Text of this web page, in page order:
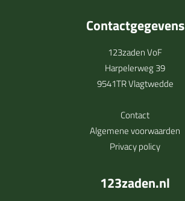
Contactgegevens
123zaden VoF
Harpelerweg 39
9541TR Vlagtwedde
Contact
Algemene voorwaarden
Privacy policy
123zaden.nl